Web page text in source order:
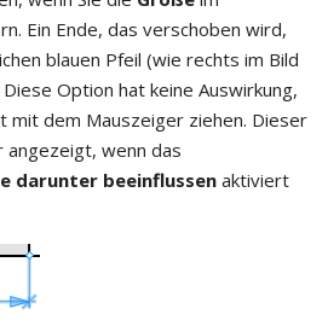
Ein Ende, das verschoben wird,
blauen Pfeil (wie rechts im Bild
Option hat keine Auswirkung,
mit dem Mauszeiger ziehen. Dieser
angezeigt, wenn das
darunter beeinflussen aktiviert